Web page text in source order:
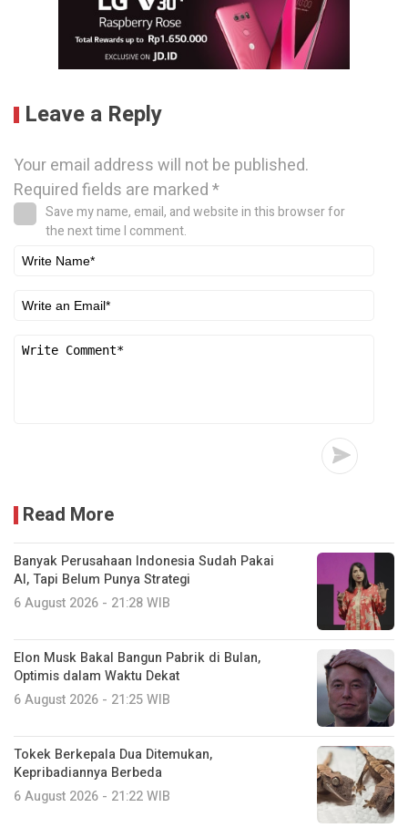
Leave a Reply
Your email address will not be published.
Required fields are marked*
Save my name, email, and website in this browser for
the next time I comment.
Read More
Banyak Perusahaan Indonesia Sudah Pakai
AI, Tapi Belum Punya Strategi
6 August 2026 - 21:28 WIB
Elon Musk Bakal Bangun Pabrik di Bulan,
Optimis dalam Waktu Dekat
6 August 2026 - 21:25 WIB
Tokek Berkepala Dua Ditemukan,
Kepribadiannya Berbeda
6 August 2026 - 21:22 WIB